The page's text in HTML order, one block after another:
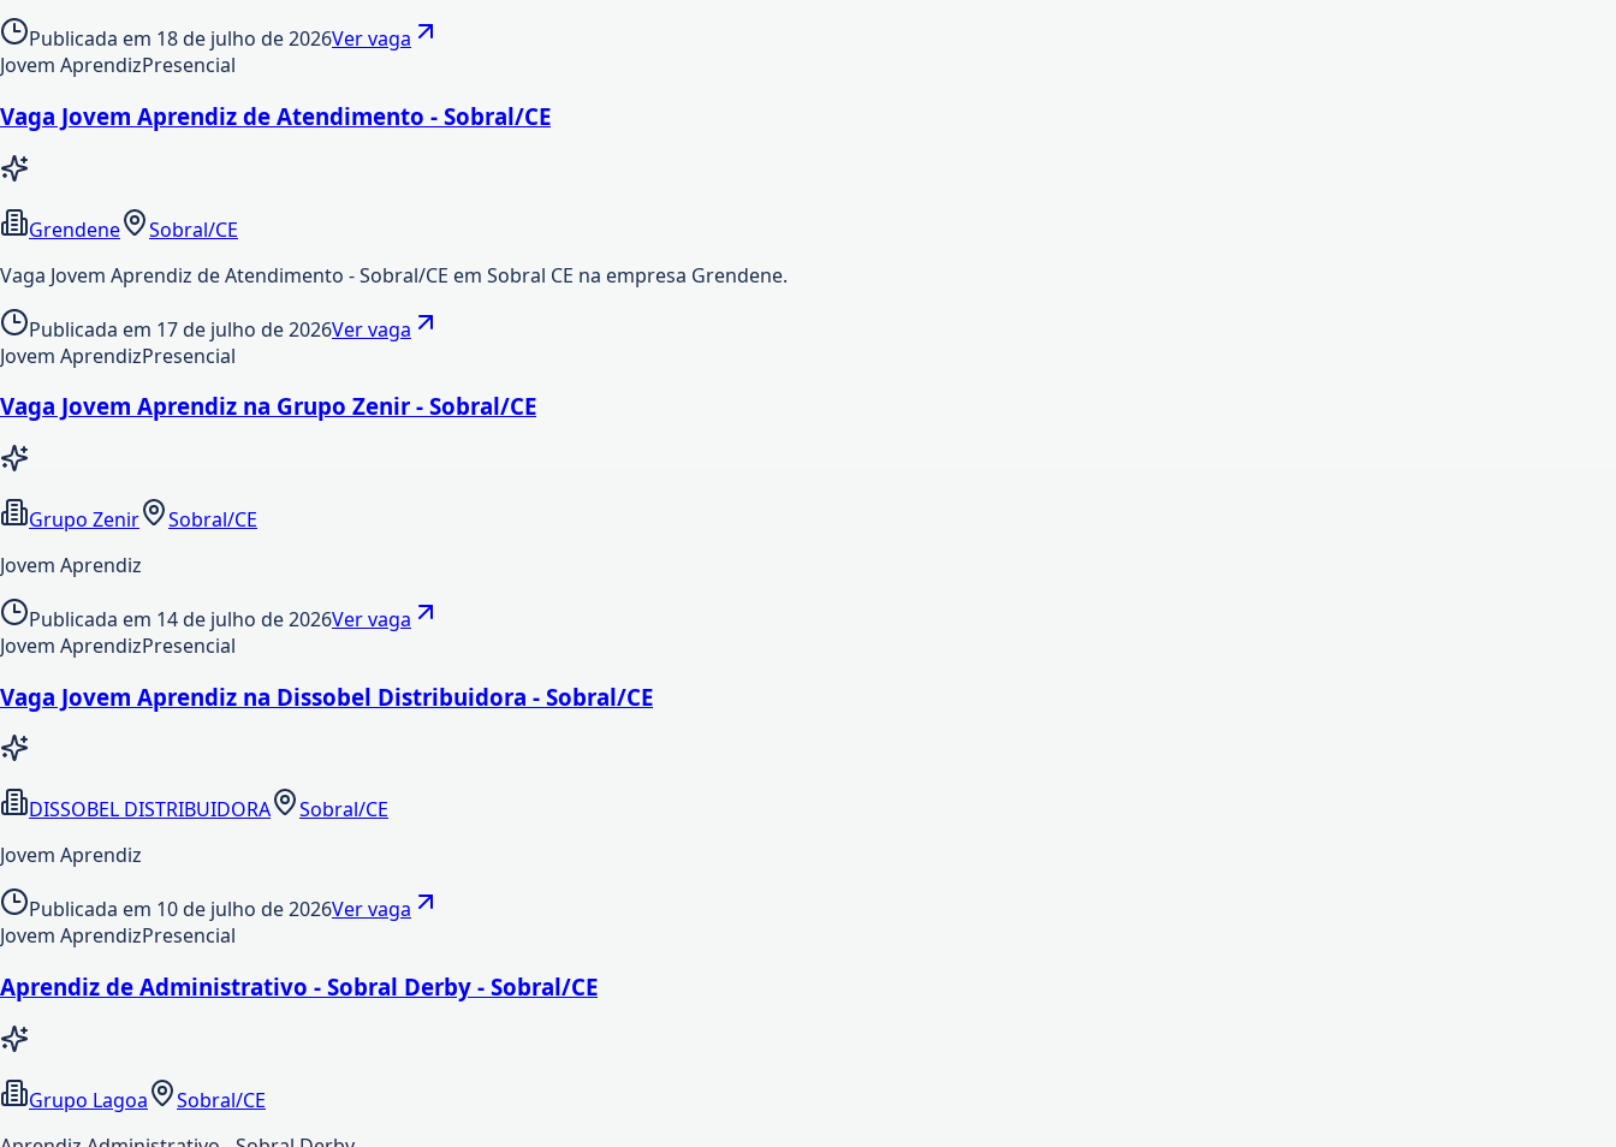
Publicada em 18 de julho de 2026Ver vaga
Jovem AprendizPresencial
Vaga Jovem Aprendiz de Atendimento - Sobral/CE
Grendene
Sobral/CE
Vaga Jovem Aprendiz de Atendimento - Sobral/CE em Sobral CE na empresa Grendene.
Publicada em 17 de julho de 2026Ver vaga
Jovem AprendizPresencial
Vaga Jovem Aprendiz na Grupo Zenir - Sobral/CE
Grupo Zenir
Sobral/CE
Jovem Aprendiz
Publicada em 14 de julho de 2026Ver vaga
Jovem AprendizPresencial
Vaga Jovem Aprendiz na Dissobel Distribuidora - Sobral/CE
DISSOBEL DISTRIBUIDORA
Sobral/CE
Jovem Aprendiz
Publicada em 10 de julho de 2026Ver vaga
Jovem AprendizPresencial
Aprendiz de Administrativo - Sobral Derby - Sobral/CE
Grupo Lagoa
Sobral/CE